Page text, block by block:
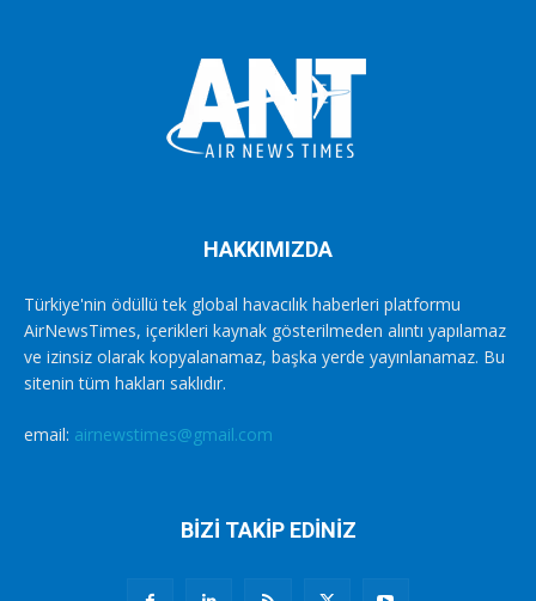
HAKKIMIZDA
Türkiye'nin ödüllü tek global havacılık haberleri platformu
AirNewsTimes, içerikleri kaynak gösterilmeden alıntı yapılamaz
ve izinsiz olarak kopyalanamaz, başka yerde yayınlanamaz. Bu
sitenin tüm hakları saklıdır.
email: airnewstimes@gmail.com
BİZİ TAKİP EDİNİZ